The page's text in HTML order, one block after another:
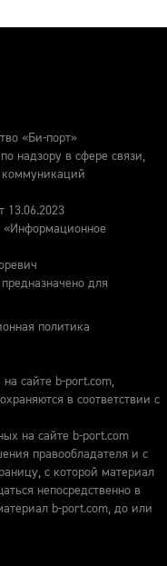
«Би-порт»
надзору в сфере связи,
13.06.2023
для
политика
сайте b-port.com,
в соответствии с
на сайте b-port.com
правообладателя и с
с которой материал
непосредственно в
b-port.com, до или